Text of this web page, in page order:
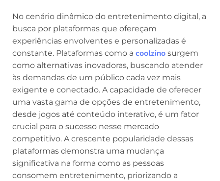
No cenário dinâmico do entretenimento digital, a
busca por plataformas que ofereçam
experiências envolventes e personalizadas é
constante. Plataformas como a coolzino surgem
como alternativas inovadoras, buscando atender
às demandas de um público cada vez mais
exigente e conectado. A capacidade de oferecer
uma vasta gama de opções de entretenimento,
desde jogos até conteúdo interativo, é um fator
crucial para o sucesso nesse mercado
competitivo. A crescente popularidade dessas
plataformas demonstra uma mudança
significativa na forma como as pessoas
consomem entretenimento, priorizando a